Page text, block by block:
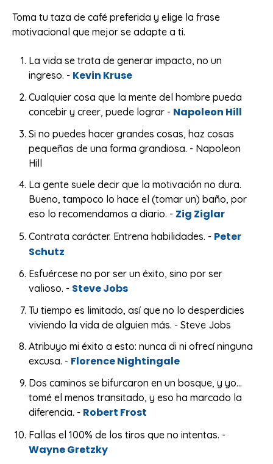
Toma tu taza de café preferida y elige la frase
motivacional que mejor se adapte a ti.
La vida se trata de generar impacto, no un
ingreso. - Kevin Kruse
Cualquier cosa que la mente del hombre pueda
concebir y creer, puede lograr - Napoleon Hill
Si no puedes hacer grandes cosas, haz cosas
pequeñas de una forma grandiosa. - Napoleon
Hill
La gente suele decir que la motivación no dura.
Bueno, tampoco lo hace el (tomar un) baño, por
eso lo recomendamos a diario. - Zig Ziglar
Contrata carácter. Entrena habilidades. - Peter
Schutz
Esfuércese no por ser un éxito, sino por ser
valioso. - Steve Jobs
Tu tiempo es limitado, así que no lo desperdicies
viviendo la vida de alguien más. - Steve Jobs
Atribuyo mi éxito a esto: nunca di ni ofrecí ninguna
excusa. - Florence Nightingale
Dos caminos se bifurcaron en un bosque, y yo...
tomé el menos transitado, y eso ha marcado la
diferencia. - Robert Frost
Fallas el 100% de los tiros que no intentas. -
Wayne Gretzky